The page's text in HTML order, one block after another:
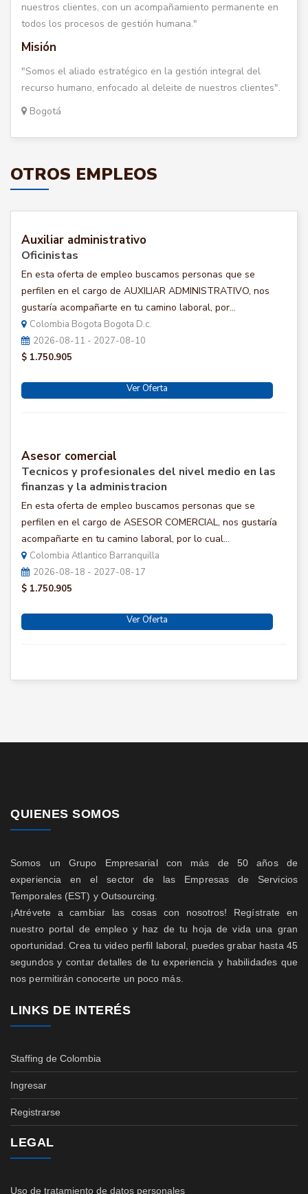
nuestros clientes, con un acompañamiento permanente en
todos los procesos de gestión humana."
Misión
"Somos el aliado estratégico en la gestión integral del
recurso humano, enfocado al deleite de nuestros clientes".
Bogotá
OTROS EMPLEOS
Auxiliar administrativo
Oficinistas
En esta oferta de empleo buscamos personas que se
perfilen en el cargo de AUXILIAR ADMINISTRATIVO, nos
gustaría acompañarte en tu camino laboral, por...
Colombia Bogota Bogota D.c.
2026-08-11 - 2027-08-10
$ 1.750.905
Ver Oferta
Asesor comercial
Tecnicos y profesionales del nivel medio en las
finanzas y la administracion
En esta oferta de empleo buscamos personas que se
perfilen en el cargo de ASESOR COMERCIAL, nos gustaría
acompañarte en tu camino laboral, por lo cual...
Colombia Atlantico Barranquilla
2026-08-18 - 2027-08-17
$ 1.750.905
Ver Oferta
QUIENES SOMOS
Somos un Grupo Empresarial con más de 50 años de
experiencia en el sector de las Empresas de Servicios
Temporales (EST) y Outsourcing.
¡Atrévete a cambiar las cosas con nosotros! Regístrate en
nuestro portal de empleo y haz de tu hoja de vida una gran
oportunidad. Crea tu video perfil laboral, puedes grabar hasta 45
segundos y contar detalles de tu experiencia y habilidades que
nos permitirán conocerte un poco más.
LINKS DE INTERÉS
Staffing de Colombia
Ingresar
Registrarse
LEGAL
Uso de tratamiento de datos personales